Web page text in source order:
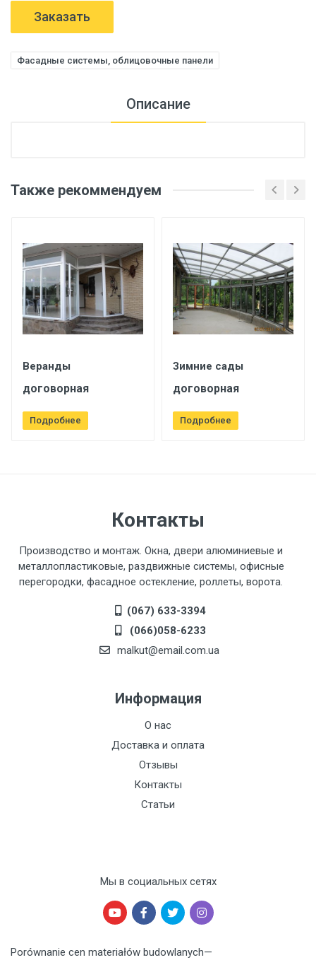
Заказать
Фасадные системы, облицовочные панели
Описание
Также рекоммендуем
Веранды
договорная
Подробнее
Зимние сады
договорная
Подробнее
Контакты
Производство и монтаж. Окна, двери алюминиевые и
металлопластиковые, раздвижные системы, офисные
перегородки, фасадное остекление, роллеты, ворота.
(067) 633-3394
(066)058-6233
malkut@email.com.ua
Информация
О нас
Доставка и оплата
Отзывы
Контакты
Статьи
Мы в социальных сетях
Porównanie cen materiałów budowlanych—